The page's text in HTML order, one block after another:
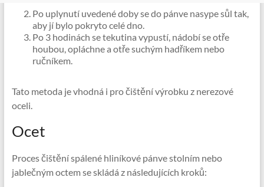
Po uplynutí uvedené doby se do pánve nasype sůl tak,
aby jí bylo pokryto celé dno.
Po 3 hodinách se tekutina vypustí, nádobí se otře
houbou, opláchne a otře suchým hadříkem nebo
ručníkem.
Tato metoda je vhodná i pro čištění výrobku z nerezové
oceli.
Ocet
Proces čištění spálené hliníkové pánve stolním nebo
jablečným octem se skládá z následujících kroků: